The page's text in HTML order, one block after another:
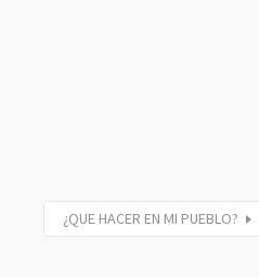
¿QUE HACER EN MI PUEBLO?